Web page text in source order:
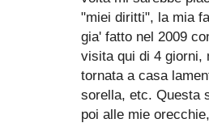
"miei diritti", la mia
gia' fatto nel 2009
visita qui di 4 giorni,
tornata a casa
sorella, etc. Questa
poi alle mie